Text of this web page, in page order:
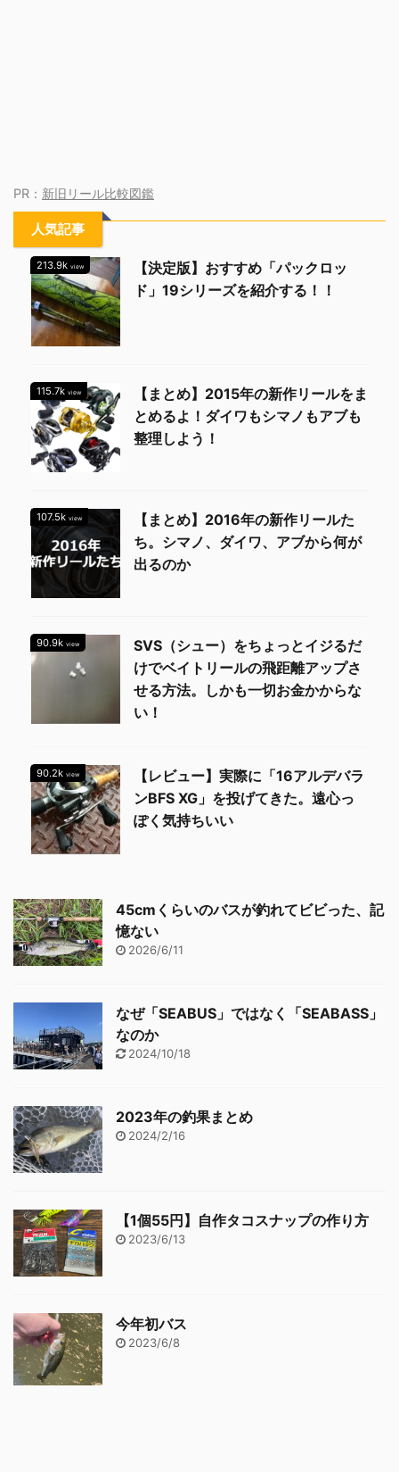
PR： 新旧リール比較図鑑
人気記事
213.9k view
【決定版】おすすめ「パックロッ
ド」19シリーズを紹介する！！
115.7k view
【まとめ】2015年の新作リールをま
とめるよ！ダイワもシマノもアブも
整理しよう！
107.5k view
【まとめ】2016年の新作リールた
ち。シマノ、ダイワ、アブから何が
出るのか
90.9k view
SVS（シュー）をちょっとイジるだ
けでベイトリールの飛距離アップさ
せる方法。しかも一切お金かからな
い！
90.2k view
【レビュー】実際に「16アルデバラ
ンBFS XG」を投げてきた。遠心っ
ぽく気持ちいい
45cmくらいのバスが釣れてビビった、記
憶ない
2026/6/11
なぜ「SEABUS」ではなく「SEABASS」
なのか
2024/10/18
2023年の釣果まとめ
2024/2/16
【1個55円】自作タコスナップの作り方
2023/6/13
今年初バス
2023/6/8